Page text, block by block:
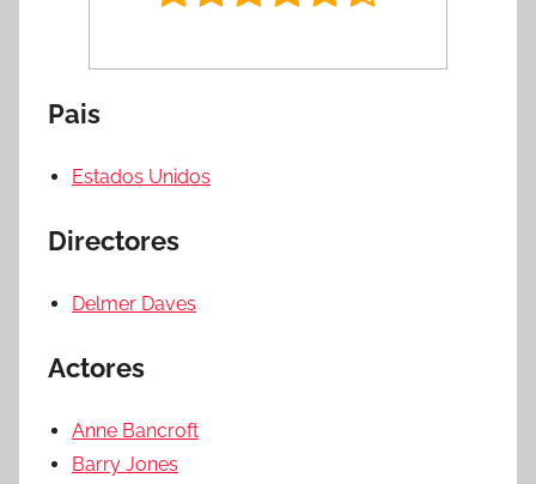
Pais
Estados Unidos
Directores
Delmer Daves
Actores
Anne Bancroft
Barry Jones